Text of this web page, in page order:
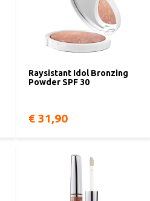
Raysistant Idol Bronzing
Powder SPF 30
€ 31,90